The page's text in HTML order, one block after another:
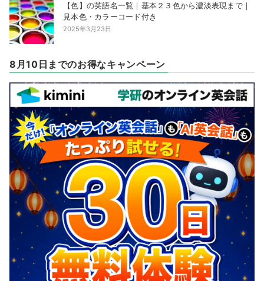
【色】の英語名一覧｜基本２３色から濃淡表現まで｜
見本色・カラーコード付き
2025年3月23日
8月10日までのお得なキャンペーン